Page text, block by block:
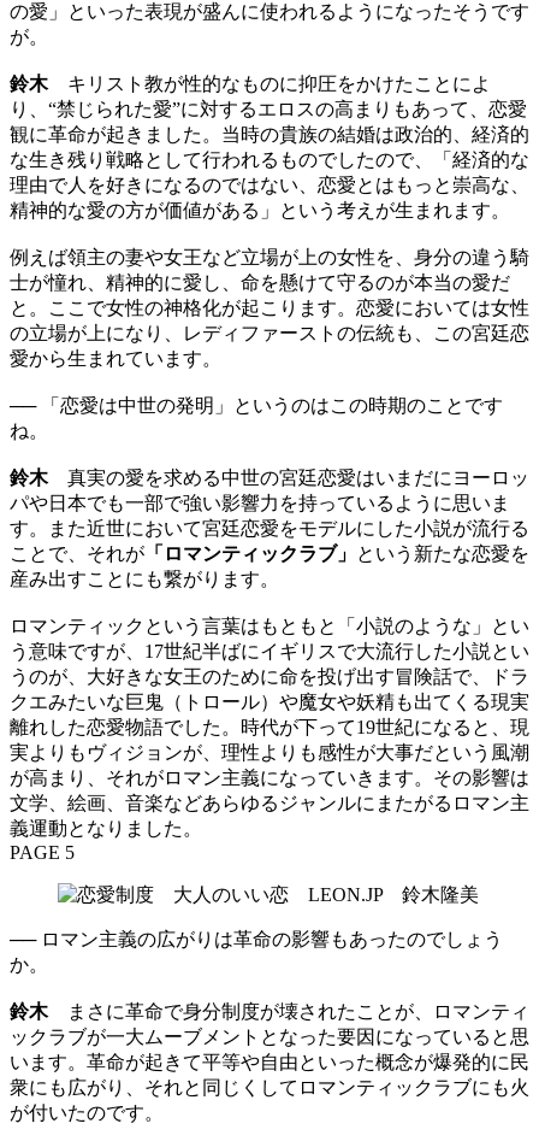
の愛」といった表現が盛んに使われるようになったそうです
が。
鈴木キリスト教が性的なものに抑圧をかけたことによ
り、“禁じられた愛”に対するエロスの高まりもあって、恋愛
観に革命が起きました。当時の貴族の結婚は政治的、経済的
な生き残り戦略として行われるものでしたので、「経済的な
理由で人を好きになるのではない、恋愛とはもっと崇高な、
精神的な愛の方が価値がある」という考えが生まれます。
例えば領主の妻や女王など立場が上の女性を、身分の違う騎
士が憧れ、精神的に愛し、命を懸けて守るのが本当の愛だ
と。ここで女性の神格化が起こります。恋愛においては女性
の立場が上になり、レディファーストの伝統も、この宮廷恋
愛から生まれています。
── 「恋愛は中世の発明」というのはこの時期のことです
ね。
鈴木真実の愛を求める中世の宮廷恋愛はいまだにヨーロッ
パや日本でも一部で強い影響力を持っているように思いま
す。また近世において宮廷恋愛をモデルにした小説が流行る
ことで、それが 「ロマンティックラブ」 という新たな恋愛を
産み出すことにも繋がります。
ロマンティックという言葉はもともと「小説のような」とい
う意味ですが、17世紀半ばにイギリスで大流行した小説とい
うのが、大好きな女王のために命を投げ出す冒険話で、ドラ
クエみたいな巨鬼（トロール）や魔女や妖精も出てくる現実
離れした恋愛物語でした。時代が下って19世紀になると、現
実よりもヴィジョンが、理性よりも感性が大事だという風潮
が高まり、それがロマン主義になっていきます。その影響は
文学、絵画、音楽などあらゆるジャンルにまたがるロマン主
義運動となりました。
PAGE 5
── ロマン主義の広がりは革命の影響もあったのでしょう
か。
鈴木まさに革命で身分制度が壊されたことが、ロマンティ
ックラブが一大ムーブメントとなった要因になっていると思
います。革命が起きて平等や自由といった概念が爆発的に民
衆にも広がり、それと同じくしてロマンティックラブにも火
が付いたのです。